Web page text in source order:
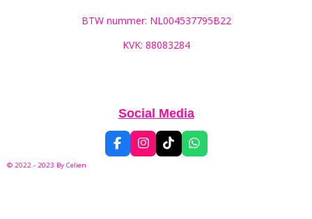
BTW nummer: NL004537795B22
KVK: 88083284
Social Media
F
a
I
n
T
i
W
h
© 2022 - 2023 By Celien